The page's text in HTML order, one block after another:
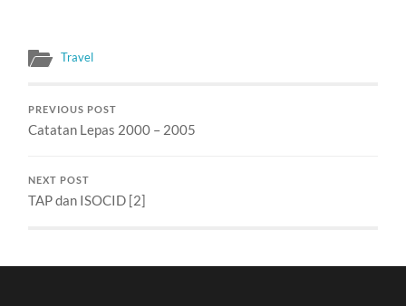
Travel
PREVIOUS POST
Catatan Lepas 2000 – 2005
NEXT POST
TAP dan ISOCID [2]